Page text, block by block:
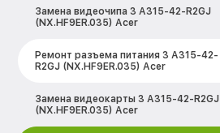
Замена видеочипа 3 A315-42-R2GJ
(NX.HF9ER.035) Acer
Ремонт разъема питания 3 A315-42-
R2GJ (NX.HF9ER.035) Acer
Замена видеокарты 3 A315-42-R2GJ
(NX.HF9ER.035) Acer